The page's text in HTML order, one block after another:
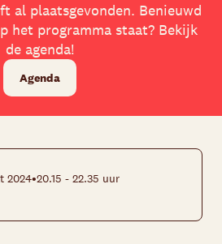
al plaatsgevonden. Benieuwd
het programma staat? Bekijk
de agenda!
Agenda
2024•20.15 - 22.35 uur